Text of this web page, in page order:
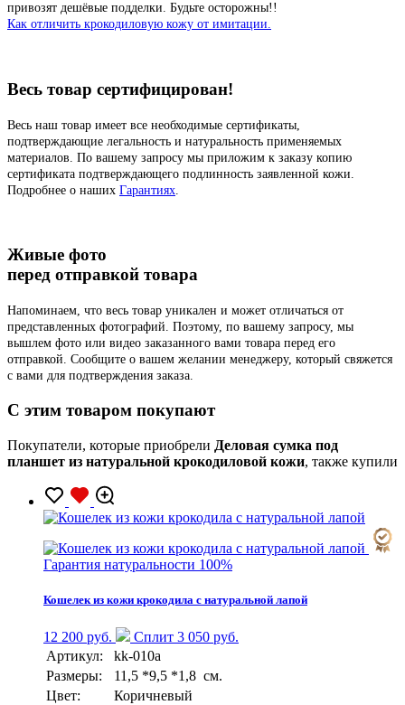
привозят дешёвые подделки. Будьте осторожны!!
Как отличить крокодиловую кожу от имитации.
Весь товар сертифицирован!
Весь наш товар имеет все необходимые сертификаты,
подтверждающие легальность и натуральность применяемых
материалов. По вашему запросу мы приложим к заказу копию
сертификата подтверждающего подлинность заявленной кожи.
Подробнее о наших Гарантиях
Живые фото
перед отправкой товара
Напоминаем, что весь товар уникален и может отличаться от
представленных фотографий. Поэтому, по вашему запросу, мы
вышлем фото или видео заказанного вами товара перед его
отправкой. Сообщите о вашем желании менеджеру, который свяжется
с вами для подтверждения заказа.
C этим товаром покупают
Покупатели, которые приобрели Деловая сумка под
планшет из натуральной крокодиловой кожи, также купили
Гарантия натуральности 100%
Кошелек из кожи крокодила с натуральной лапой
12 200 руб.
Сплит 3 050 руб.
Артикул:
kk-010a
Размеры:
11,5 *9,5 *1,8 см.
Цвет:
Коричневый